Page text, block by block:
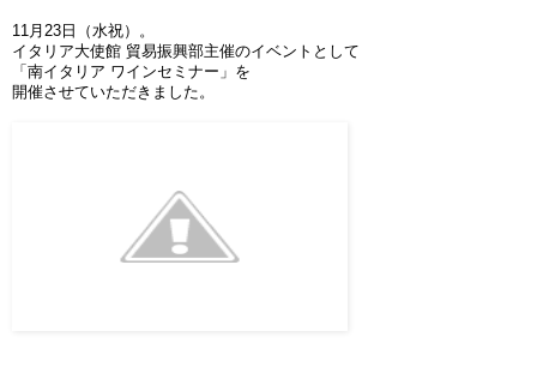
11月23日（水祝）。
イタリア大使館 貿易振興部主催のイベントとして
「南イタリア ワインセミナー」を
開催させていただきました。